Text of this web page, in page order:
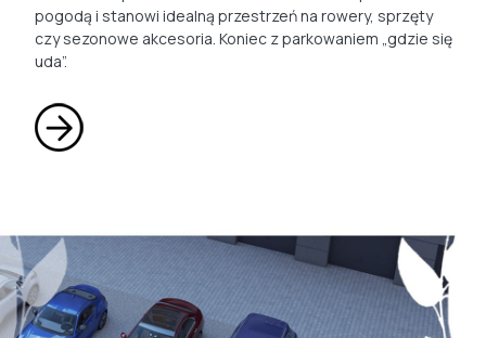
pogodą i stanowi idealną przestrzeń na rowery, sprzęty
czy sezonowe akcesoria. Koniec z parkowaniem „gdzie się
uda”.